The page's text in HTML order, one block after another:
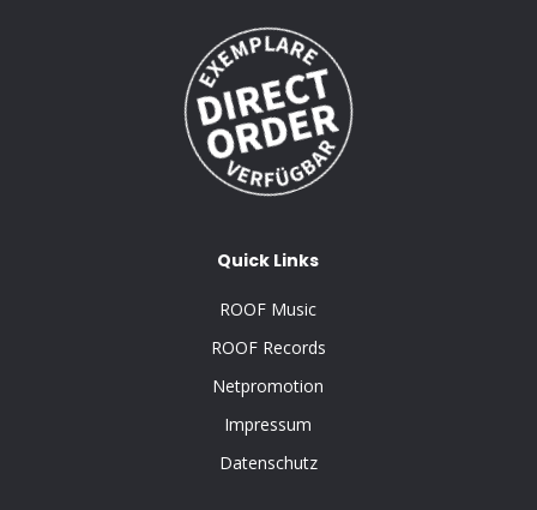
Quick Links
ROOF Music
ROOF Records
Netpromotion
Impressum
Datenschutz